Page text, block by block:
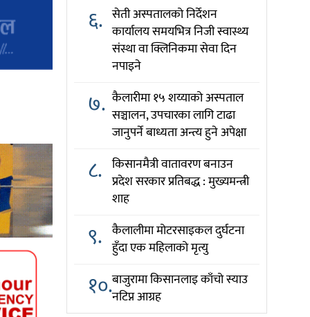
६. सेती अस्पतालको निर्देशन
कार्यालय समयभित्र निजी स्वास्थ्य
संस्था वा क्लिनिकमा सेवा दिन
नपाइने
७. कैलारीमा १५ शय्याको अस्पताल
सञ्चालन, उपचारका लागि टाढा
जानुपर्ने बाध्यता अन्त्य हुने अपेक्षा
८. किसानमैत्री वातावरण बनाउन
प्रदेश सरकार प्रतिबद्ध : मुख्यमन्त्री
शाह
९. कैलालीमा मोटरसाइकल दुर्घटना
हुँदा एक महिलाको मृत्यु
१०.बाजुरामा किसानलाइ काँचो स्याउ
नटिप्न आग्रह